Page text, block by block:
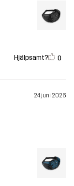
Hjälpsamt? 0
24 juni 2026